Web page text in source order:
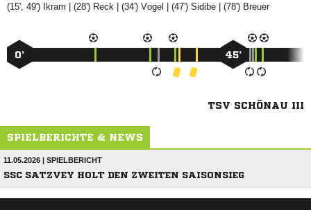
(15', 49')  | (28')  | (34')  | (47')  | (78') 
0’ 45’
TSV SCHÖNAU III
SPIELBERICHTE & NEWS
11.05.2026 | SPIELBERICHT
SSC SATZVEY HOLT DEN ZWEITEN SAISONSIEG